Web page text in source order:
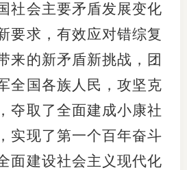
社会主要矛盾发展变化
要求，有效应对错综复
来的新矛盾新挑战，团
全国各族人民，攻坚克
夺取了全面建成小康社
实现了第一个百年奋斗
面建设社会主义现代化